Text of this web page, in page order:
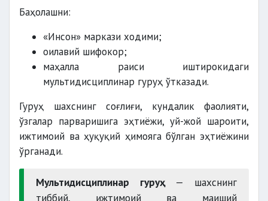
Баҳолашни:
«Инсон» маркази ходими;
оилавий шифокор;
маҳалла раиси иштирокидаги
мультидисциплинар гуруҳ ўтказади.
Гуруҳ шахснинг соғлиғи, кундалик фаолияти,
ўзгалар парваришига эҳтиёжи, уй-жой шароити,
ижтимоий ва ҳуқуқий ҳимояга бўлган эҳтиёжини
ўрганади.
Мультидисциплинар гуруҳ— шахснинг
тиббий, ижтимоий ва маиший